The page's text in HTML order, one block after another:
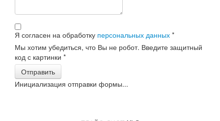
Я согласен на обработку персональных данных *
Мы хотим убедиться, что Вы не робот. Введите защитный
код с картинки *
Отправить
Инициализация отправки формы...